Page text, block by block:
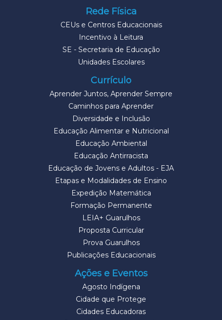
Rede Física
CEUs e Centros Educacionais
Incentivo à Leitura
SE - Secretaria de Educação
Unidades Escolares
Currículo
Aprender Juntos, Aprender Sempre
Caminhos para Aprender
Diversidade e Inclusão
Educação Alimentar e Nutricional
Educação Ambiental
Educação Antirracista
Educação de Jovens e Adultos - EJA
Etapas e Modalidades de Ensino
Expedição Matemática
Formação Permanente
LEIA+ Guarulhos
Proposta Curricular
Prova Guarulhos
Publicações Educacionais
Ações e Eventos
Agosto Indígena
Cidade que Protege
Cidades Educadoras